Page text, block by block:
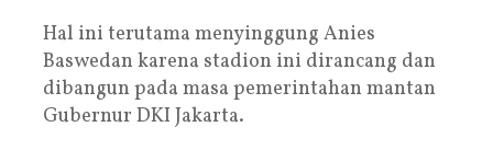
Hal ini terutama menyinggung Anies
Baswedan karena stadion ini dirancang dan
dibangun pada masa pemerintahan mantan
Gubernur DKI Jakarta.